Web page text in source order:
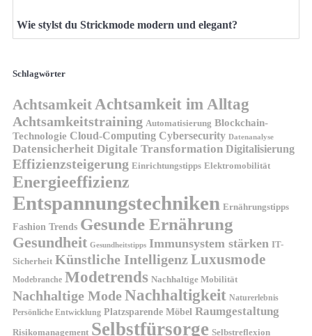
Wie stylst du Strickmode modern und elegant?
Schlagwörter
AchtsamkeitAchtsamkeit im Alltag
Achtsamkeitstraining Automatisierung Blockchain-
Technologie Cloud-Computing Cybersecurity Datenanalyse
Datensicherheit Digitale Transformation Digitalisierung
Effizienzsteigerung Einrichtungstipps Elektromobilität
Energieeffizienz
Entspannungstechniken Ernährungstipps
Fashion Trends Gesunde Ernährung
Gesundheit Gesundheitstipps Immunsystem stärken IT-
Sicherheit Künstliche IntelligenzLuxusmode
Modebranche Modetrends Nachhaltige Mobilität
Nachhaltige ModeNachhaltigkeit Naturerlebnis
Persönliche Entwicklung Platzsparende Möbel Raumgestaltung
Risikomanagement Selbstfürsorge Selbstreflexion